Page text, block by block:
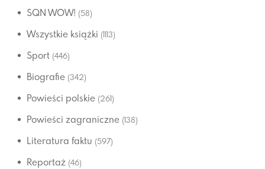
SQN WOW! (58)
Wszystkie książki (1113)
Sport (446)
Biografie (342)
Powieści polskie (261)
Powieści zagraniczne (138)
Literatura faktu (597)
Reportaż (46)